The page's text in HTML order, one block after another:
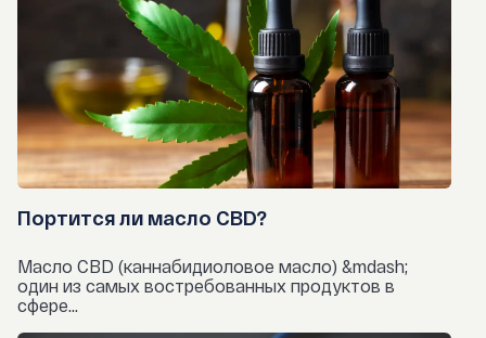
Портится ли масло CBD?
Масло CBD (каннабидиоловое масло) &mdash;
один из самых востребованных продуктов в
сфере...